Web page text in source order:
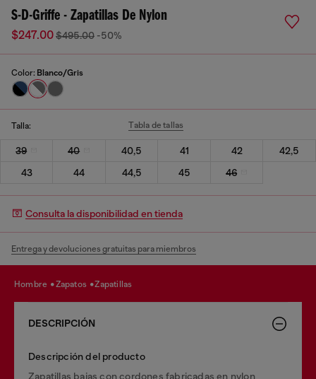
S-D-Griffe - Zapatillas De Nylon
$247.00$495.00 -50%
Color: Blanco/Gris
Talla: Tabla de tallas
39 40 40,5 41 42
42,5
43
44 44,5 45 46
Consulta la disponibilidad en tienda
Entrega y devoluciones gratuitas para miembros
hombre zapatos zapatillas
DESCRIPCIÓN
Descripción del producto
Zapatillas bajas con cordones fabricadas en nylon